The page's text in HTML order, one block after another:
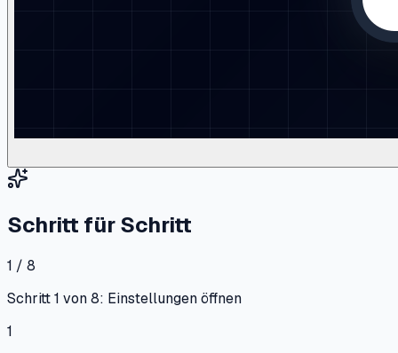
Schritt für Schritt
1 / 8
Schritt 1 von 8: Einstellungen öffnen
1